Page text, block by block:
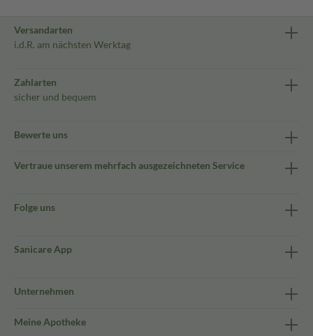
Versandarten
i.d.R. am nächsten Werktag
Zahlarten
sicher und bequem
Bewerte uns
Vertraue unserem mehrfach ausgezeichneten Service
Folge uns
Sanicare App
Unternehmen
Meine Apotheke